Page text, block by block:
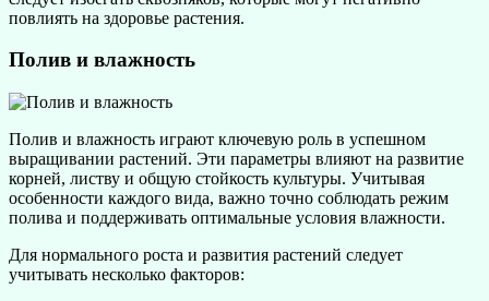
повлиять на здоровье растения.
Полив и влажность
Полив и влажность играют ключевую роль в успешном
выращивании растений. Эти параметры влияют на развитие
корней, листву и общую стойкость культуры. Учитывая
особенности каждого вида, важно точно соблюдать режим
полива и поддерживать оптимальные условия влажности.
Для нормального роста и развития растений следует
учитывать несколько факторов: